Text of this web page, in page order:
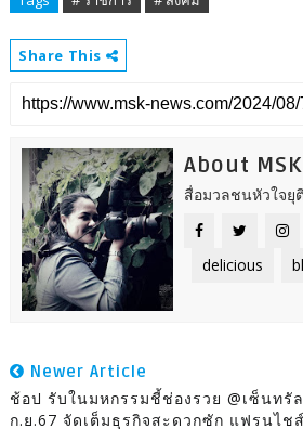
Share This
About
สื่อมวลชนหัวใจยุ
delicious
Newer Article
ช้อป รับในมหกรรมชี้ช่องรวย @เซ็นทรั
ก.ย.67 จัดเต็มธุรกิจสะดวกซัก แฟรนไช